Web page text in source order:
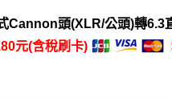
Cannon頭(XLR/公頭)轉6.3
元(含稅刷卡)